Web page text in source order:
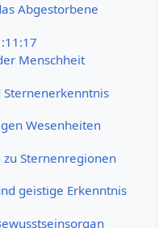
Abgestorbene
Menschheit
Wesenheiten
Sternenregionen
geistige Erkenntnis